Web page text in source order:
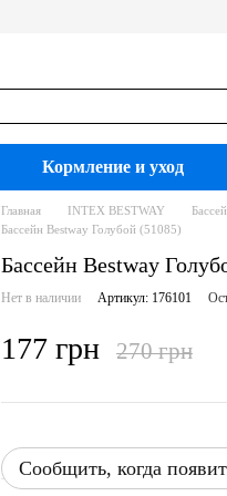
Кормление и уход
Главная INTEX BESTWAY
Бассейн Bestway Голубой (51085)
Бассейн Bestway
Нет в наличии Артикул: 176101
177 грн 270 грн
Сообщить, когда